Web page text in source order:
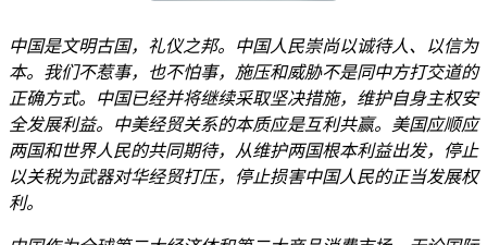
中国是文明古国，礼仪之邦。中国人民崇尚以诚待人、以信为
本。我们不惹事，也不怕事，施压和威胁不是同中方打交道的
正确方式。中国已经并将继续采取坚决措施，维护自身主权安
全发展利益。中美经贸关系的本质应是互利共赢。美国应顺应
两国和世界人民的共同期待，从维护两国根本利益出发，停止
以关税为武器对华经贸打压，停止损害中国人民的正当发展权
利。